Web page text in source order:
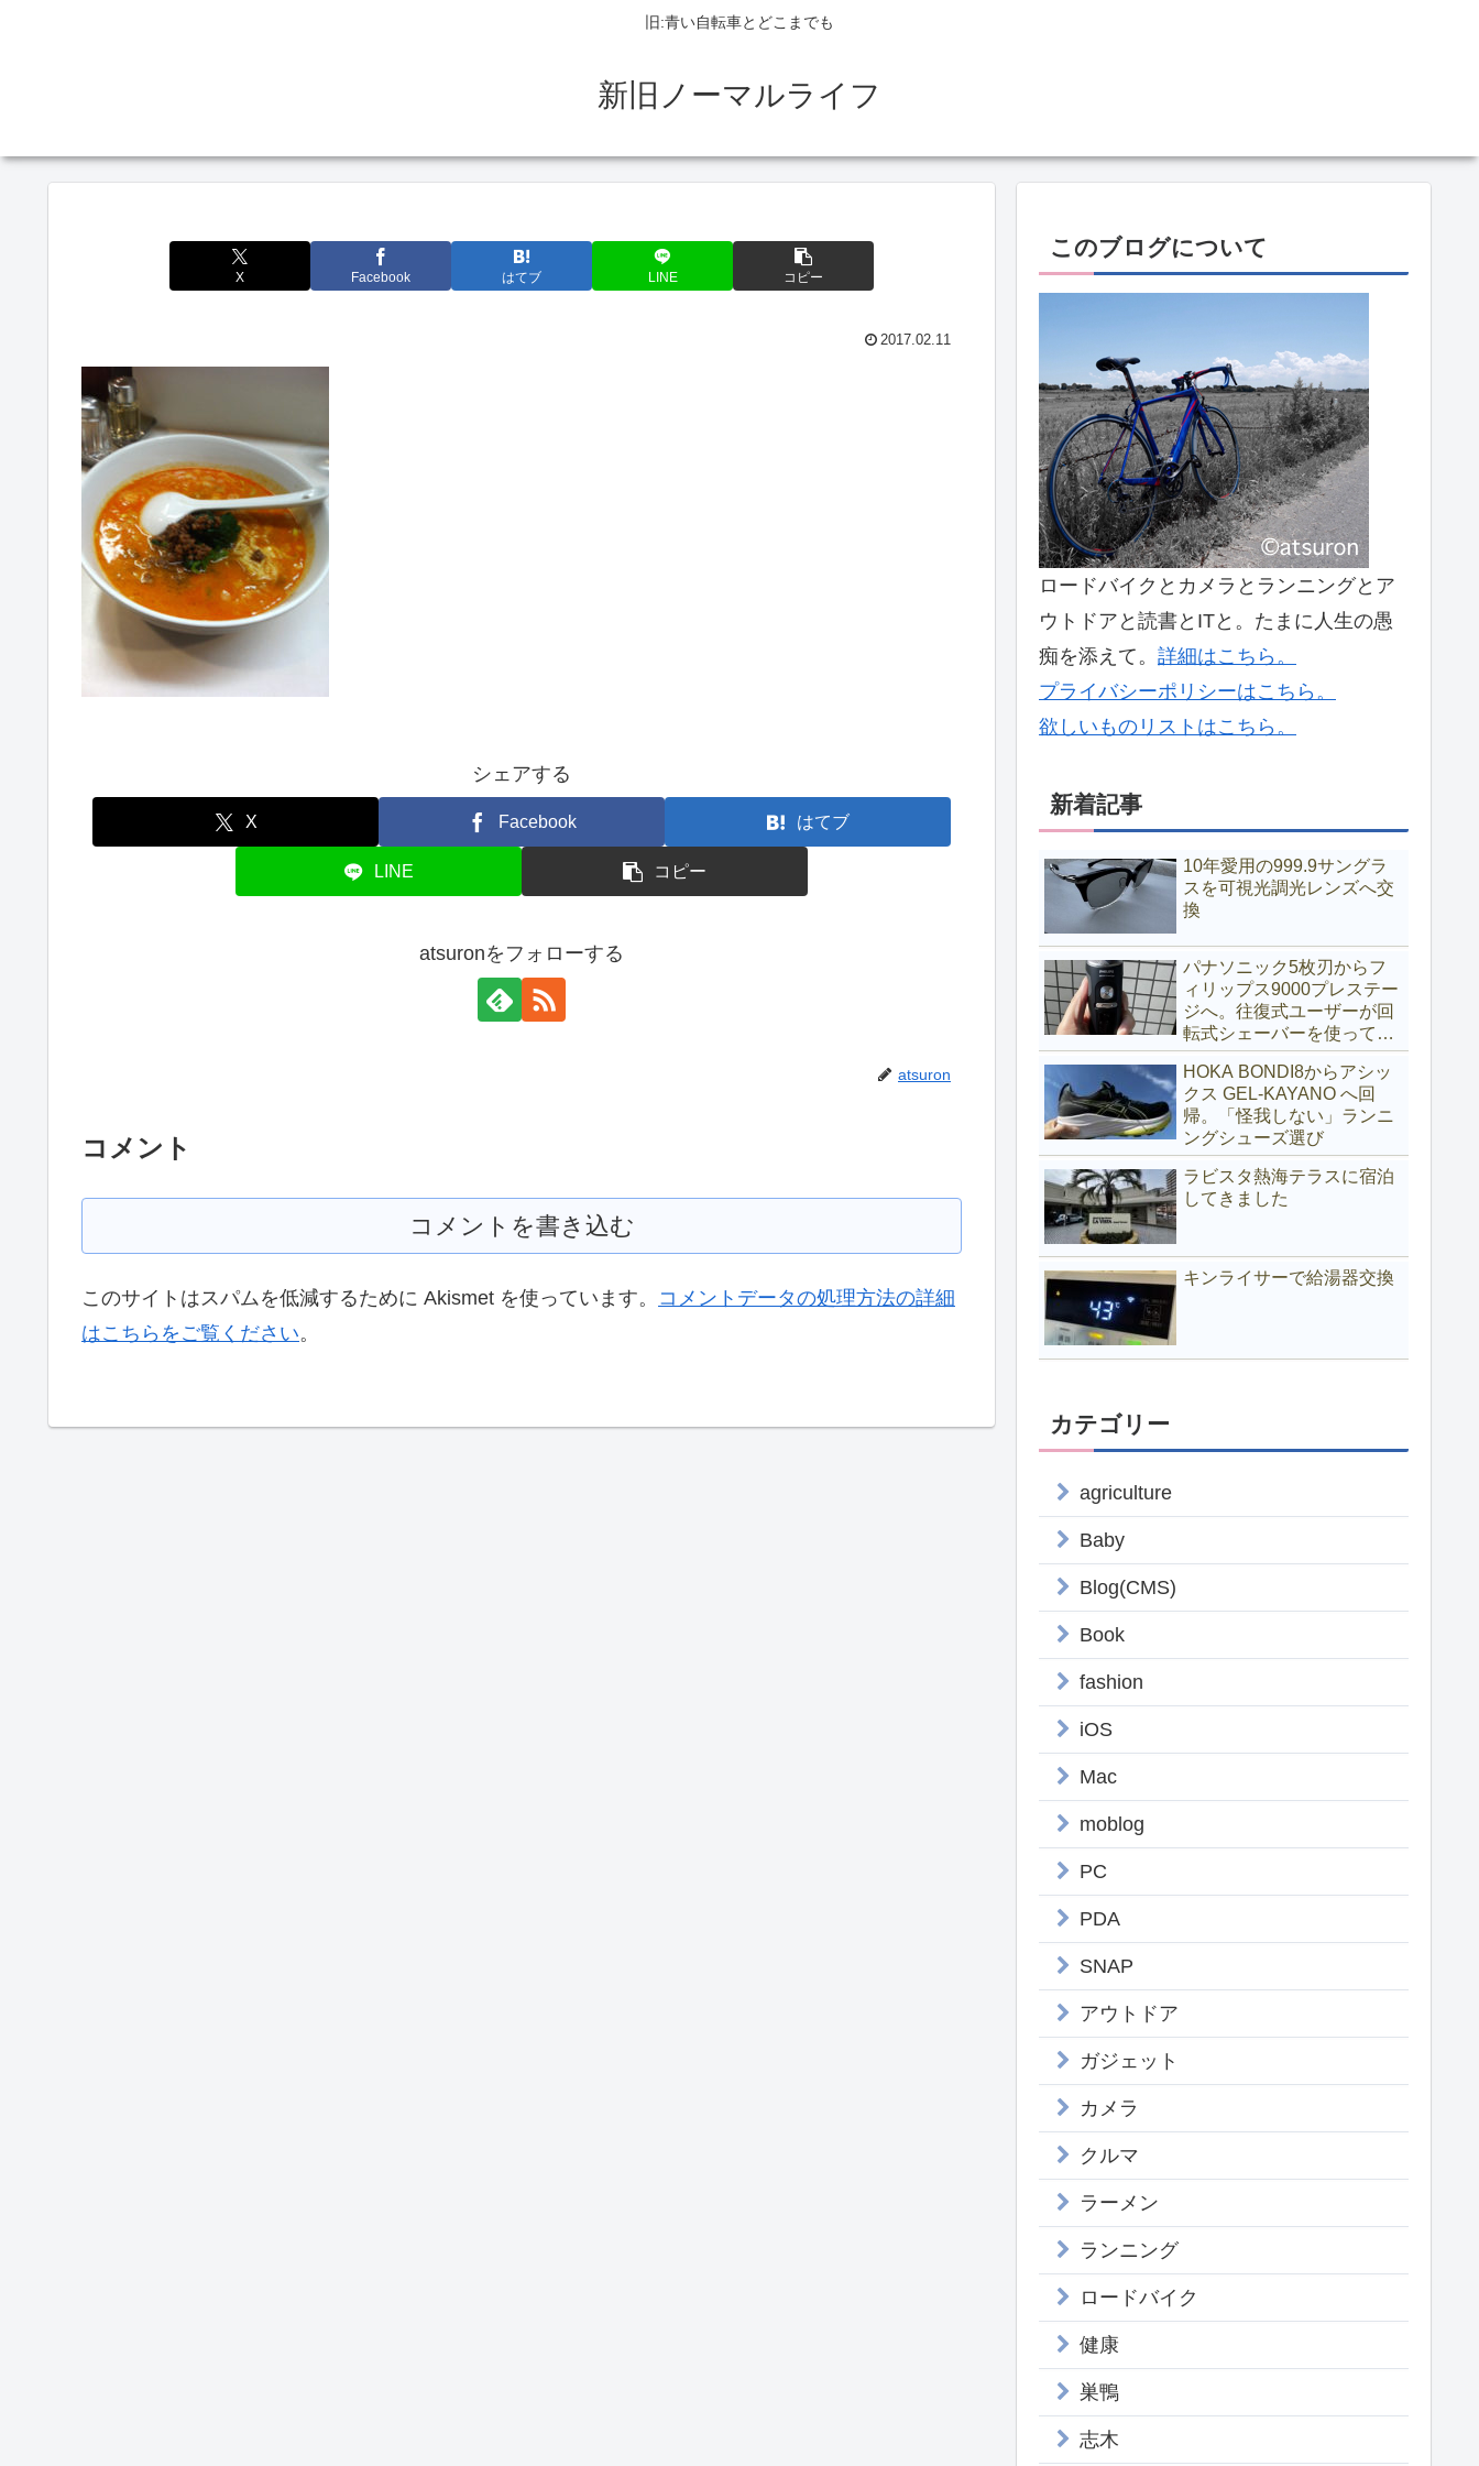
旧:青い自転車とどこまでも
新旧ノーマルライフ
X Facebook はてブ LINE コピー
2017.02.11
シェアする
X Facebook はてブ
LINE コピー
atsuronをフォローする
atsuron
コメント
コメントを書き込む
このサイトはスパムを低減するために Akismet を使っています。 コメントデータの処理方法の詳細
はこちらをご覧ください。
このブログについて
ロードバイクとカメラとランニングとア
ウトドアと読書とITと。たまに人生の愚
痴を添えて。 詳細はこちら。
プライバシーポリシーはこちら。
欲しいものリストはこちら。
新着記事
10年愛用の999.9サングラ
スを可視光調光レンズへ交
換
パナソニック5枚刃からフ
ィリップス9000プレステー
ジへ。往復式ユーザーが回
転式シェーバーを使ってみ
る
HOKA BONDI8からアシッ
クス GEL-KAYANO へ回
帰。「怪我しない」ランニ
ングシューズ選び
ラビスタ熱海テラスに宿泊
してきました
キンライサーで給湯器交換
カテゴリー
agriculture
Baby
Blog(CMS)
Book
fashion
iOS
Mac
moblog
PC
PDA
SNAP
アウトドア
ガジェット
カメラ
クルマ
ラーメン
ランニング
ロードバイク
健康
巣鴨
志木